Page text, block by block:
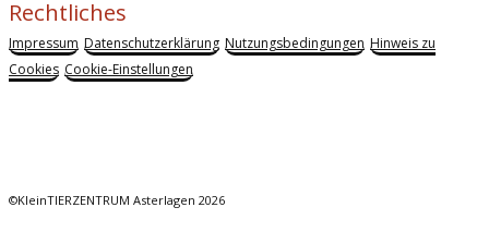
Rechtliches
Impressum Datenschutzerklärung Nutzungsbedingungen Hinweis zu
Cookies Cookie-Einstellungen
©KleinTIERZENTRUM Asterlagen 2026